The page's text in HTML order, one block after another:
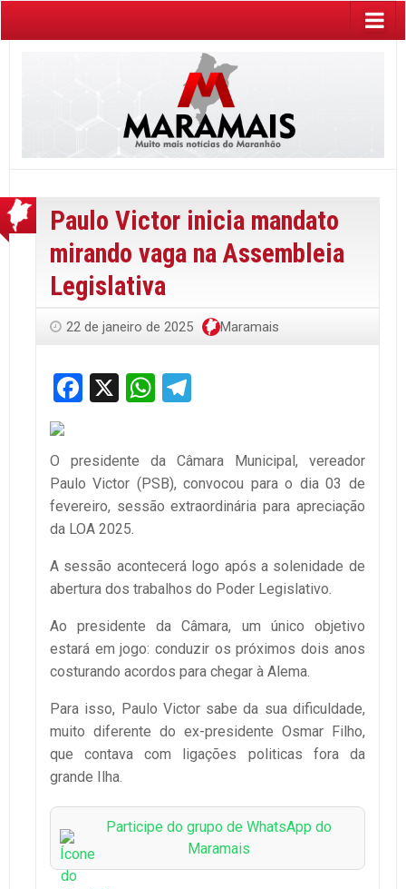
Paulo Victor inicia mandato
mirando vaga na Assembleia
Legislativa
22 de janeiro de 2025 Maramais
Facebook
X WhatsApp
O presidente da Câmara Municipal, vereador
Paulo Victor (PSB), convocou para o dia 03 de
fevereiro, sessão extraordinária para apreciação
da LOA 2025.
A sessão acontecerá logo após a solenidade de
abertura dos trabalhos do Poder Legislativo.
Ao presidente da Câmara, um único objetivo
estará em jogo: conduzir os próximos dois anos
costurando acordos para chegar à Alema.
Para isso, Paulo Victor sabe da sua dificuldade,
muito diferente do ex-presidente Osmar Filho,
que contava com ligações politicas fora da
grande Ilha.
Participe do grupo de WhatsApp do
Maramais